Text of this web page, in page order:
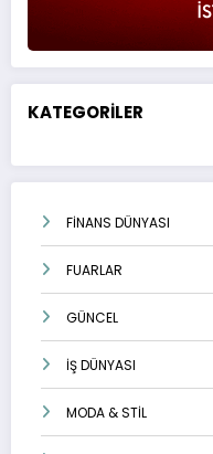
KATEGORİLER
FİNANS DÜNYASI
FUARLAR
GÜNCEL
İŞ DÜNYASI
MODA & STİL